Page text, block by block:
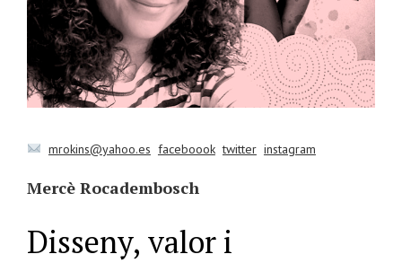
mrokins@yahoo.es faceboook twitter instagram
Mercè Rocadembosch
Disseny, valor i